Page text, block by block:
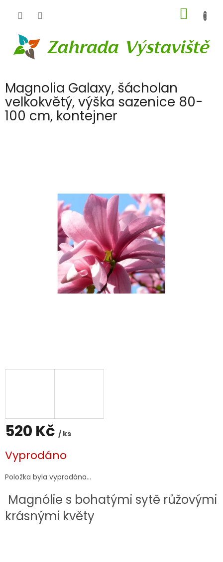
KOŠÍK
Magnolia Galaxy, šácholan
velkokvětý, výška sazenice 80-
100 cm, kontejner
520 Kč / ks
cena:
Vyprodáno
Položka byla vyprodána…
Magnólie s bohatými sytě růžovými
krásnými květy